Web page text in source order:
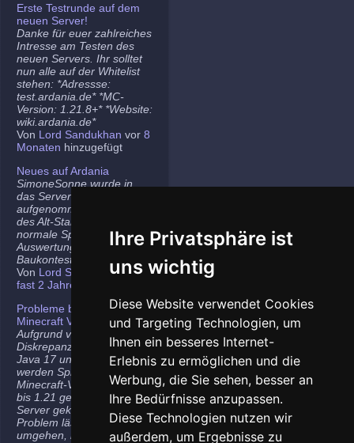
Ihre Privatsphäre ist
uns wichtig
Diese Website verwendet Cookies
und Targeting Technologien, um
Ihnen ein besseres Internet-
Erlebnis zu ermöglichen und die
Werbung, die Sie sehen, besser an
Ihre Bedürfnisse anzupassen.
Diese Technologien nutzen wir
außerdem, um Ergebnisse zu
Erste Testrunde auf dem
neuen Server!
Danke für euer zahlreiches
Intresse am Testen des
neuen Servers. Ihr solltet
nun alle auf der Whitelist
stehen: *Adressse:
test.ardania.de* *MC-
Version: 1.21.8+* *Website:
wiki.ardania.de*
Von Lord Sandukhan vor 8
Monaten hinzugefügt
Neues auf Ardania
SimoneSonne wurde in
das Server-Team
aufgenommen, Freigabe
des Alt-Stammi Ranges für
normale Spieler,
Auswertung des letzten
Baukontest.
Von Lord Sandukhanvor
fast 2 Jahren
Probleme bei neueren
Minecraft Versionen
Aufgrund von
Diskrepanzen zwischen
Java 17 und Java 21
werden Spieler auf den
Minecraft-Versionen 1.20.5
bis 1.21 gelegentlich vom
Server gekickt. Das
Problem lässt sich
umgehen, indem ihr die